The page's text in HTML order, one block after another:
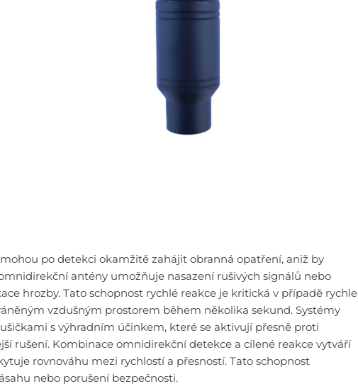
po detekci okamžitě zahájit obranná opatření, aniž by
antény umožňuje nasazení rušivých signálů nebo
hrozby. Tato schopnost rychlé reakce je kritická v případě rychle
vzdušným prostorem během několika sekund. Systémy
s výhradním účinkem, které se aktivují přesně proti
rušení. Kombinace omnidirekční detekce a cílené reakce vytváří
rovnováhu mezi rychlostí a přesností. Tato schopnost
nebo porušení bezpečnosti.